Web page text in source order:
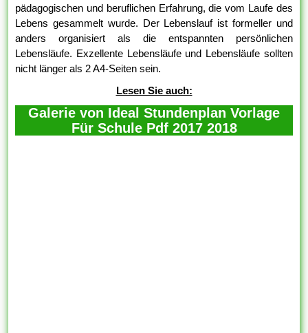
pädagogischen und beruflichen Erfahrung, die vom Laufe des
Lebens gesammelt wurde. Der Lebenslauf ist formeller und
anders organisiert als die entspannten persönlichen
Lebensläufe. Exzellente Lebensläufe und Lebensläufe sollten
nicht länger als 2 A4-Seiten sein.
Lesen Sie auch:
Galerie von Ideal Stundenplan Vorlage
Für Schule Pdf 2017 2018